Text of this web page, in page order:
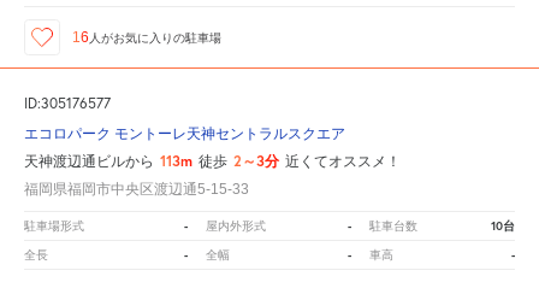
16 人がお気に入りの駐車場
ID:305176577
エコロパーク モントーレ天神セントラルスクエア
天神渡辺通ビルから 113m 徒歩 2～3分 近くてオススメ！
福岡県福岡市中央区渡辺通5-15-33
駐車場形式 - 屋内外形式 - 駐車台数 10台
全長 - 全幅 - 車高 -